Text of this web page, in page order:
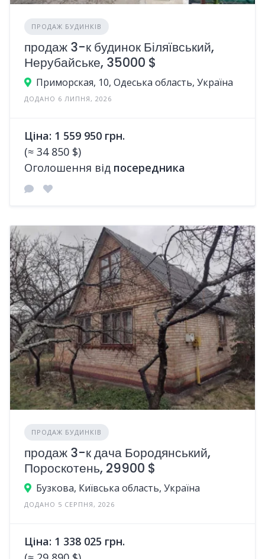
ПРОДАЖ БУДИНКІВ
продаж 3-к будинок Біляївський,
Нерубайське, 35000 $
Приморская, 10, Одеська область, Україна
ДОДАНО 6 ЛИПНЯ, 2026
Ціна: 1 559 950 грн.
(≈ 34 850 $)
Оголошення від посередника
ПРОДАЖ БУДИНКІВ
продаж 3-к дача Бородянський,
Пороскотень, 29900 $
Бузкова, Київська область, Україна
ДОДАНО 5 СЕРПНЯ, 2026
Ціна: 1 338 025 грн.